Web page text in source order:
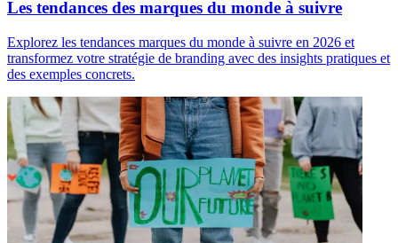
Les tendances des marques du monde à suivre
Explorez les tendances marques du monde à suivre en 2026 et
transformez votre stratégie de branding avec des insights pratiques et
des exemples concrets.